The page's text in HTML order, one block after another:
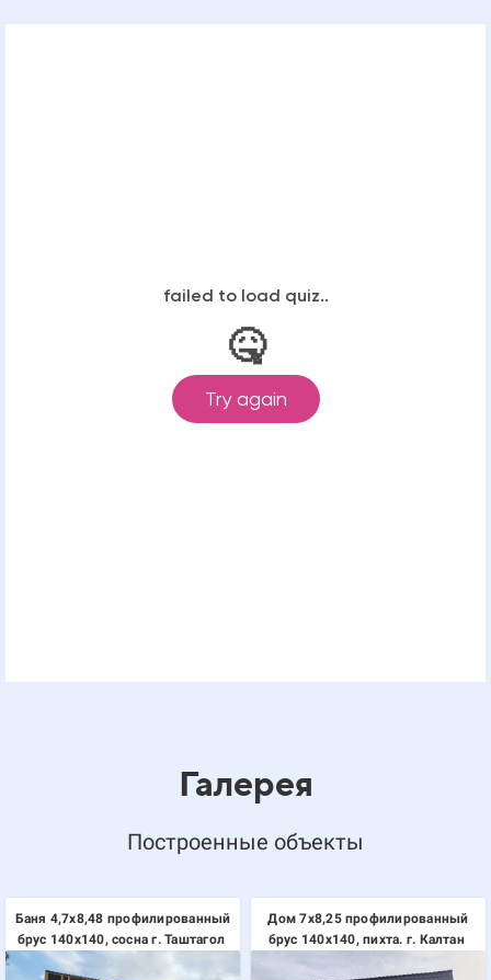
Галерея
Построенные объекты
Баня 4,7х8,48 профилированный
брус 140х140, сосна г. Таштагол
Дом 7х8,25 профилированный
брус 140х140, пихта. г. Калтан